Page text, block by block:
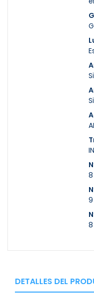
Si
Si
8
9
8
DETALLES DEL